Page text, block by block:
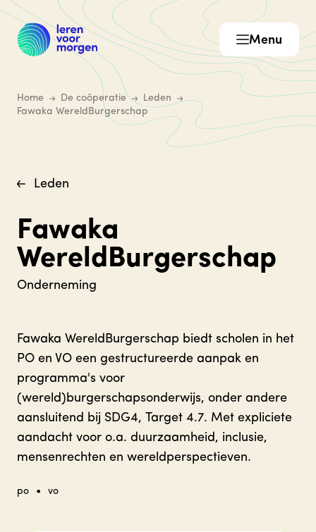
Menu
Home De coöperatie
Leden
Fawaka WereldBurgerschap
Leden
Fawaka
WereldBurgerschap
Onderneming
Fawaka WereldBurgerschap biedt scholen in het
PO en VO een gestructureerde aanpak en
programma's voor
(wereld)burgerschapsonderwijs, onder andere
aansluitend bij SDG4, Target 4.7. Met expliciete
aandacht voor o.a. duurzaamheid, inclusie,
mensenrechten en wereldperspectieven.
po • vo